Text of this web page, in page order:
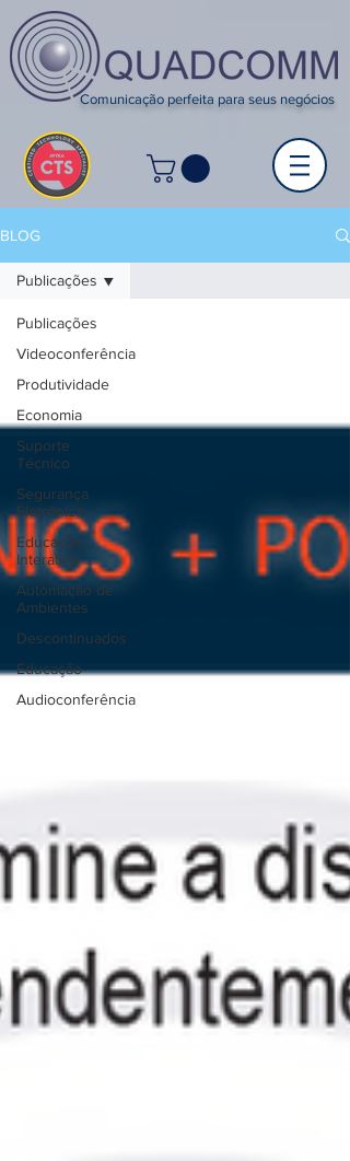
Comunicação perfeita para seus negócios
BLOG
Publicações
Videoconferência
Produtividade
Economia
Suporte
Técnico
Segurança
Eletrônica
Educação
Interativa
Automação de
Ambientes
Descontinuados
Educação
Audioconferência
Publicações